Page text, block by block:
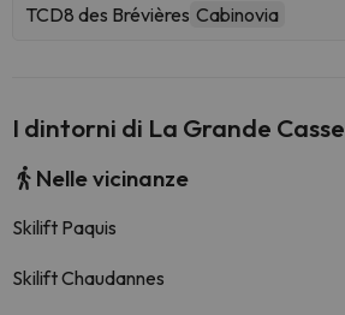
TCD8 des Brévières Cabinovia
I dintorni di La Grande Casse
Nelle vicinanze
Skilift Paquis
Skilift Chaudannes